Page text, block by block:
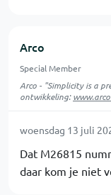
Arco
Special Member
Arco - "Simplicity is a
ontwikkeling:
woensdag 13 juli
Dat M26815
daar kom je niet